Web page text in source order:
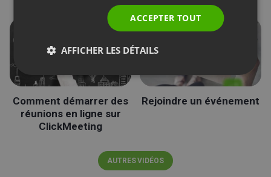
Comment démarrer des
réunions en ligne sur
ClickMeeting
Rejoindre un événement
AUTRES VIDÉOS
ACCEPTER TOUT
AFFICHER LES DÉTAILS